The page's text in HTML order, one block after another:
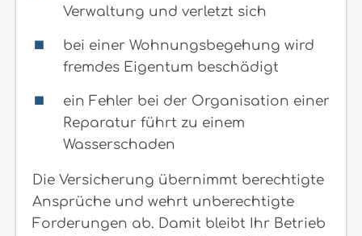
Verwaltung und verletzt sich
bei einer Wohnungsbegehung wird
fremdes Eigentum beschädigt
ein Fehler bei der Organisation einer
Reparatur führt zu einem
Wasserschaden
Die Versicherung übernimmt berechtigte
Ansprüche und wehrt unberechtigte
Forderungen ab. Damit bleibt Ihr Betrieb